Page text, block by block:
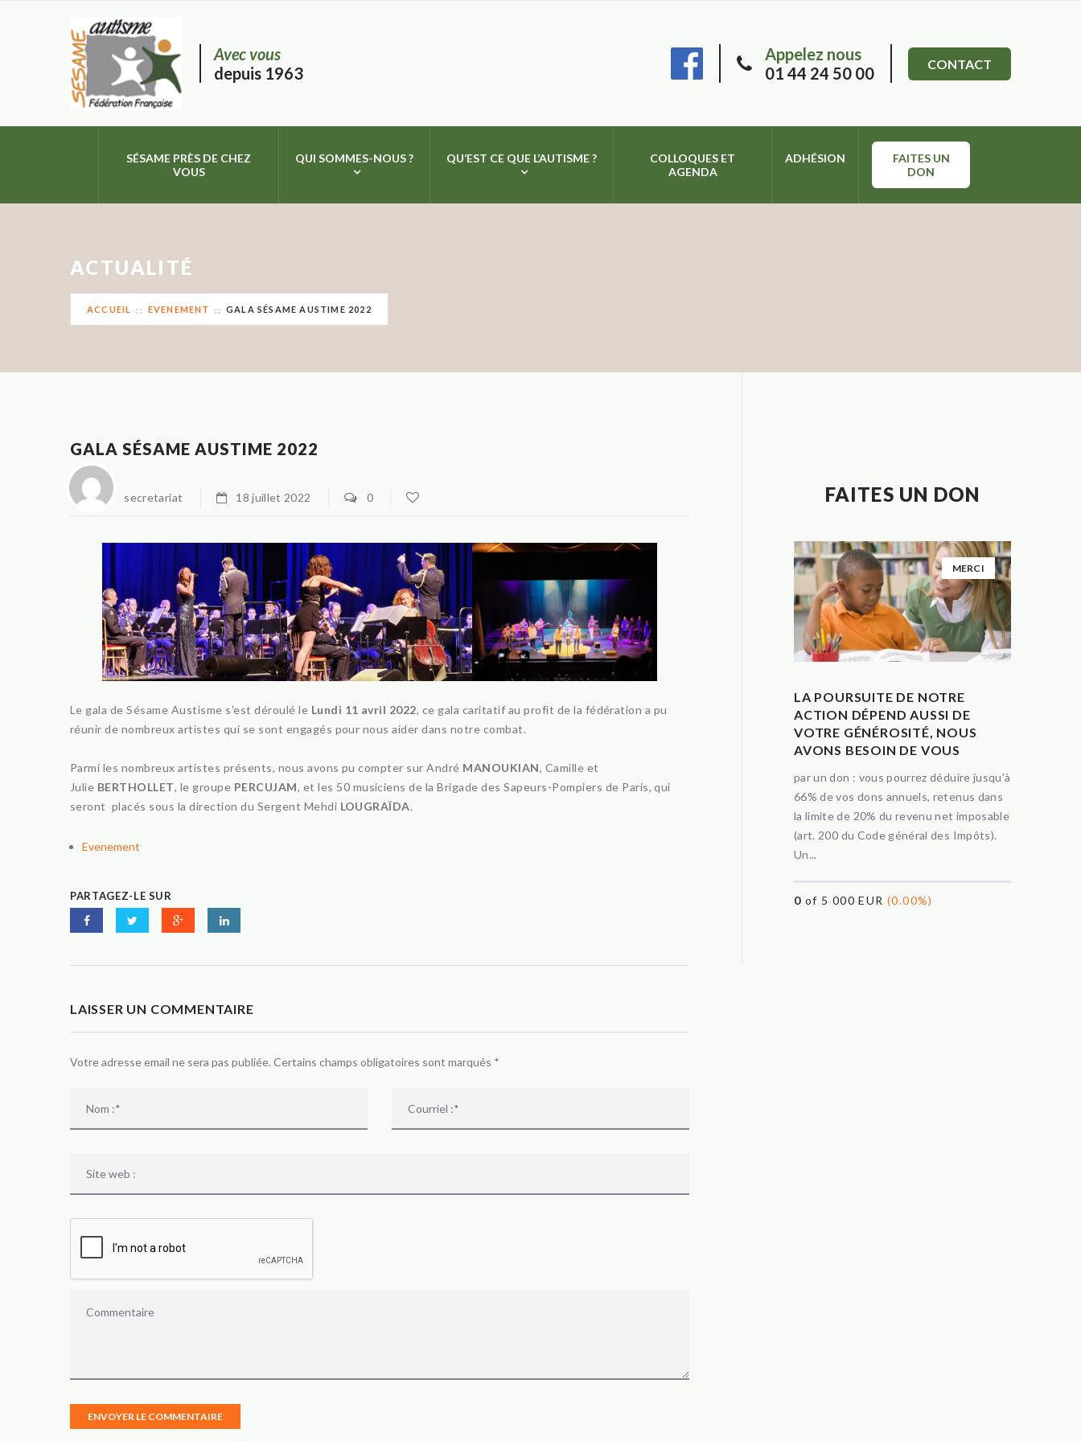
Avec vous
depuis 1963
Appelez nous
01 44 24 50 00
CONTACT
SÉSAME PRÈS DE CHEZ
VOUS
QUI SOMMES-NOUS ? QU’EST CE QUE L’AUTISME ?
COLLOQUES ET
AGENDA
ADHÉSION
FAITES UN
DON
ACTUALITÉ
ACCUEIL EVENEMENT GALA SÉSAME AUSTIME 2022
GALA SÉSAME AUSTIME 2022
secretariat 18 juillet 2022 0
Le gala de Sésame Austisme s’est déroulé le Lundi 11 avril 2022, ce gala caritatif au profit de la fédération a pu
réunir de nombreux artistes qui se sont engagés pour nous aider dans notre combat.
Parmi les nombreux artistes présents, nous avons pu compter sur André MANOUKIAN, Camille et
Julie BERTHOLLET, le groupe PERCUJAM, et les 50 musiciens de la Brigade des Sapeurs-Pompiers de Paris, qui
seront placés sous la direction du Sergent Mehdi LOUGRAÏDA.
Evenement
PARTAGEZ-LE SUR
LAISSER UN COMMENTAIRE
Votre adresse email ne sera pas publiée. Certains champs obligatoires sont marqués *
FAITES UN DON
MERCI
LA POURSUITE DE NOTRE
ACTION DÉPEND AUSSI DE
VOTRE GÉNÉROSITÉ, NOUS
AVONS BESOIN DE VOUS
par un don : vous pourrez déduire jusqu’à
66% de vos dons annuels, retenus dans
la limite de 20% du revenu net imposable
(art. 200 du Code général des Impôts).
Un...
0 of 5 000 EUR(0.00%)